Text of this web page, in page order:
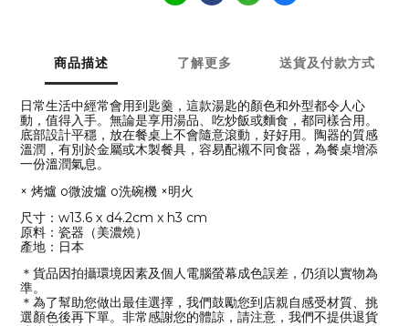
商品描述 了解更多 送貨及付款方式
日常生活中經常會用到匙羹，這款湯匙的顏色和外型都令人心
動，值得入手。無論是享用湯品、吃炒飯或麵食，都同樣合用。
底部設計平穩，放在餐桌上不會隨意滾動，好好用。陶器的質感
溫潤，有別於金屬或木製餐具，容易配襯不同食器，為餐桌增添
一份溫潤氣息。
× 烤爐 o微波爐 o洗碗機 ×明火
尺寸 ： w13.6 x d4.2cm x h3 cm
原料 ： 瓷器（美濃燒）
產地 ： 日本
＊貨品因拍攝環境因素及個人電腦螢幕成色誤差，仍須以實物為
準。
＊為了幫助您做出最佳選擇，我們鼓勵您到店親自感受材質、挑
選顏色後再下單。非常感謝您的體諒，請注意，我們不提供退貨